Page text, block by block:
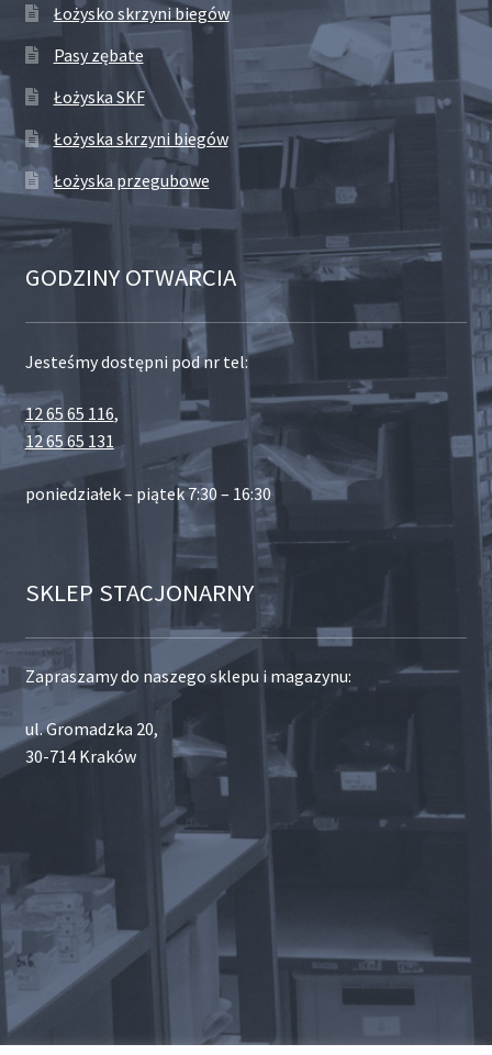
Łożysko skrzyni biegów
Pasy zębate
Łożyska SKF
Łożyska skrzyni biegów
Łożyska przegubowe
GODZINY OTWARCIA
Jesteśmy dostępni pod nr tel:
12 65 65 116,
12 65 65 131
poniedziałek – piątek 7:30 – 16:30
SKLEP STACJONARNY
Zapraszamy do naszego sklepu i magazynu:
ul. Gromadzka 20,
30-714 Kraków